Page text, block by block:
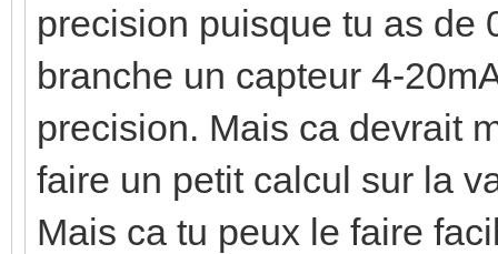
precision puisque tu as de
branche un capteur 4-
precision. Mais ca devrait
faire un petit calcul sur la
Mais ca tu peux le faire